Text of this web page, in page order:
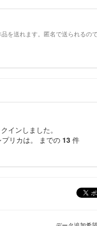
を送れます。匿名で送られるの
インしました。
リカは。
までの 13件